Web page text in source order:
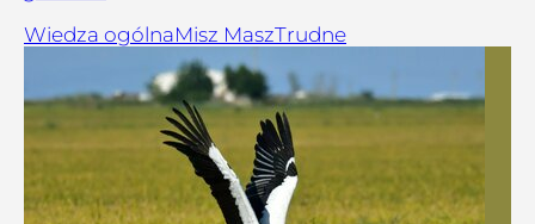
Wiedza ogólnaMisz MaszTrudne